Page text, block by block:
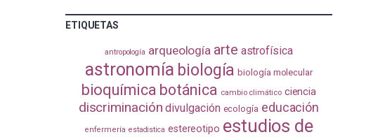
ETIQUETAS
antropología arqueología arte astrofísica
astronomía biología biología molecular
bioquímica botánica cambio climático ciencia
discriminación divulgación ecología educación
enfermería estadistica estereotipo estudios de